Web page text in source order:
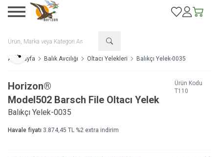
Favorilerim
Hesabım
Sepetim
Ana Sayfa Balık Avcılığı Oltacı Yelekleri Balıkçı Yelek-0035
Paylaş
Horizon®
Model502 Barsch File Oltacı Yelek
Balıkçı Yelek-0035
Ürün Kodu
T110
Havale fiyatı 3.874,45 TL %2 extra indirim